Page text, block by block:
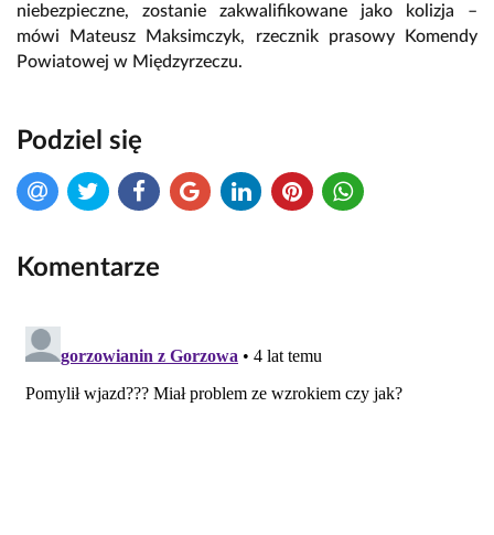
niebezpieczne, zostanie zakwalifikowane jako kolizja –
mówi Mateusz Maksimczyk, rzecznik prasowy Komendy
Powiatowej w Międzyrzeczu.
Podziel się
Komentarze